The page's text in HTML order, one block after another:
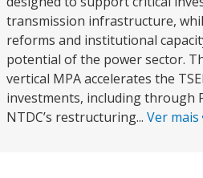
transmission infrastructure,
reforms and institutional
potential of the power sector.
vertical MPA accelerates the
investments, including through
NTDC’s restructuring... Ver mais